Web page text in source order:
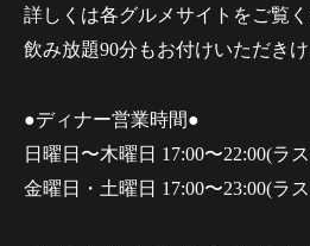
詳しくは各グルメサイトをご覧く
飲み放題90分もお付けいただきけ
●ディナー営業時間●
日曜日〜木曜日 17:00〜22:00(ラ
金曜日・土曜日 17:00〜23:00(ラ